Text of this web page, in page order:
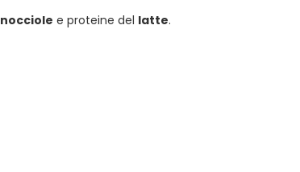
nocciole e proteine del latte.